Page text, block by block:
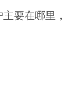
要在哪里